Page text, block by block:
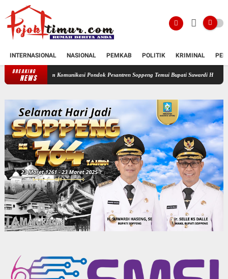
INTERNASIONAL NASIONAL PEMKAB POLITIK KRIMINAL
BREAKING
NEWS
Komunikasi Pondok Pesantren Soppeng Temui Bupati Suwardi Haseng Serahkan